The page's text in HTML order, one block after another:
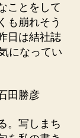
ことをして
も崩れそう
日は結社誌
になってい
田勝彦
。写しまち